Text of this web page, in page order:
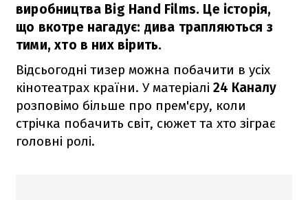
виробництва Big Hand Films. Це історія,
що вкотре нагадує: дива трапляються з
тими, хто в них вірить.
Відсьогодні тизер можна побачити в усіх
кінотеатрах країни. У матеріалі 24 Каналу
розповімо більше про прем'єру, коли
стрічка побачить світ, сюжет та хто зіграє
головні ролі.